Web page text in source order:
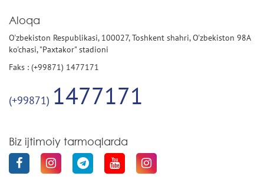
Aloqa
O'zbekiston Respublikasi, 100027, Toshkent shahri, O'zbekiston 98A
ko'chasi, "Paxtakor" stadioni
Faks : (+99871) 1477171
(+99871) 1477171
Biz ijtimoiy tarmoqlarda